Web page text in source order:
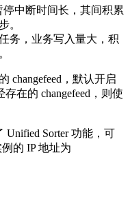
中断时间长，其间积累
。
务，业务写入量大，积
changefeed，默认开启
在的 changefeed，则使
Unified Sorter 功能，可
的 IP 地址为